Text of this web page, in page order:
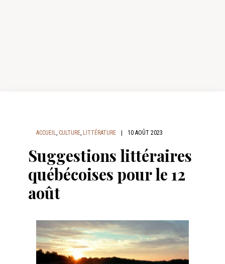
ACCUEIL, CULTURE, LITTÉRATURE 10 AOÛT 2023
Suggestions littéraires
québécoises pour le 12
août